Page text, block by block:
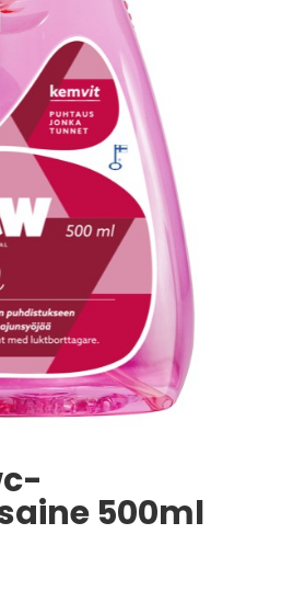
500ml